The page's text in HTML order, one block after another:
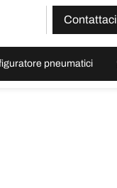
Contattaci
pneumatici